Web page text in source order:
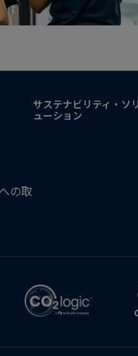
の取
サステナビリティ・ソリ
ューション